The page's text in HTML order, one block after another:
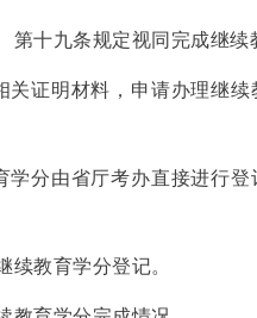
十九条规定视同完成继续
证明材料，申请办理继
分由省厅考办直接进行
教育学分登记。